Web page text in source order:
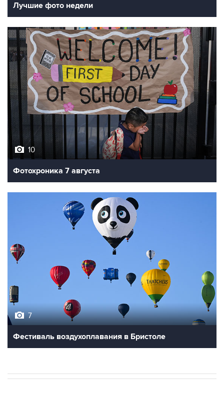
10
Фотохроника 7 августа
Фестиваль воздухоплавания в Бристоле